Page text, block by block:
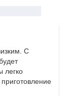
С
легко